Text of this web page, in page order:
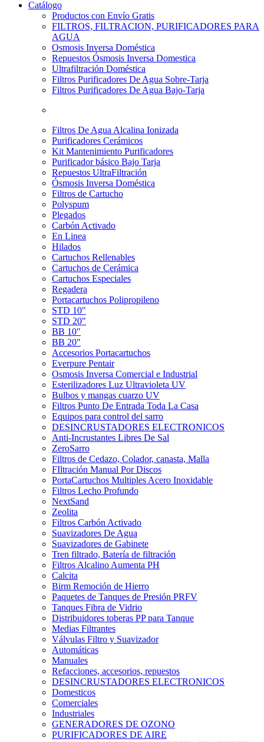
Catálogo
Productos con Envío Gratis
FILTROS, FILTRACION, PURIFICADORES PARA
AGUA
Osmosis Inversa Doméstica
Repuestos Ósmosis Inversa Domestica
Ultrafiltración Doméstica
Filtros Purificadores De Agua Sobre-Tarja
Filtros Purificadores De Agua Bajo-Tarja
Filtros De Agua Alcalina Ionizada
Purificadores Cerámicos
Kit Mantenimiento Purificadores
Purificador básico Bajo Tarja
Repuestos UltraFiltración
Ósmosis Inversa Doméstica
Filtros de Cartucho
Polyspum
Plegados
Carbón Activado
En Linea
Hilados
Cartuchos Rellenables
Cartuchos de Cerámica
Cartuchos Especiales
Regadera
Portacartuchos Polipropileno
STD 10"
STD 20"
BB 10"
BB 20"
Accesorios Portacartuchos
Everpure Pentair
Osmosis Inversa Comercial e Industrial
Esterilizadores Luz Ultravioleta UV
Bulbos y mangas cuarzo UV
Filtros Punto De Entrada Toda La Casa
Equipos para control del sarro
DESINCRUSTADORES ELECTRONICOS
Anti-Incrustantes Libres De Sal
ZeroSarro
Filtros de Cedazo, Colador, canasta, Malla
FIltración Manual Por Discos
PortaCartuchos Multiples Acero Inoxidable
Filtros Lecho Profundo
NextSand
Zeolita
Filtros Carbón Activado
Suavizadores De Agua
Suavizadores de Gabinete
Tren filtrado, Batería de filtración
Filtros Alcalino Aumenta PH
Calcita
Birm Remoción de Hierro
Paquetes de Tanques de Presión PRFV
Tanques Fibra de Vidrio
Distribuidores toberas PP para Tanque
Medias Filtrantes
Válvulas Filtro y Suavizador
Automáticas
Manuales
Refacciones, accesorios, repuestos
DESINCRUSTADORES ELECTRONICOS
Domesticos
Comerciales
Industriales
GENERADORES DE OZONO
PURIFICADORES DE AIRE